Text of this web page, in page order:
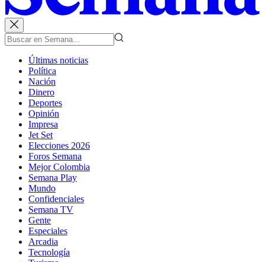
Últimas noticias
Política
Nación
Dinero
Deportes
Opinión
Impresa
Jet Set
Elecciones 2026
Foros Semana
Mejor Colombia
Semana Play
Mundo
Confidenciales
Semana TV
Gente
Especiales
Arcadia
Tecnología